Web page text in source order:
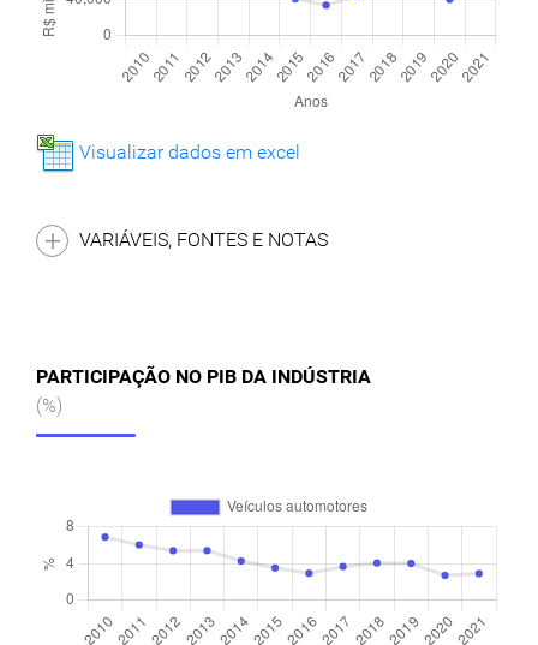
Visualizar dados em excel
VARIÁVEIS, FONTES E NOTAS
PARTICIPAÇÃO NO PIB DA INDÚSTRIA
(%)